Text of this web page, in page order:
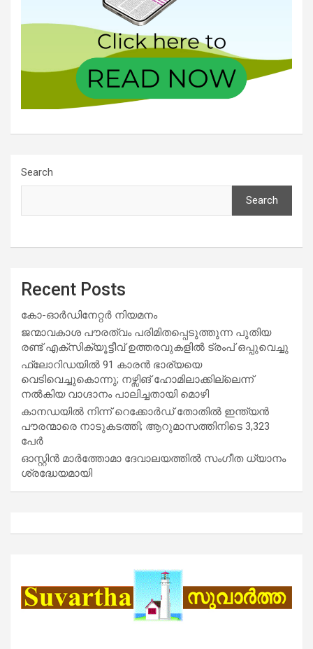
Search
Search
Recent Posts
കോ-ഓർഡിനേറ്റർ നിയമനം
ജന്മാവകാശ പൗരത്വം പരിമിതപ്പെടുത്തുന്ന പുതിയ
രണ്ട് എക്സിക്യൂട്ടീവ് ഉത്തരവുകളിൽ ട്രംപ് ഒപ്പുവെച്ചു
ഫ്ലോറിഡയിൽ 91 കാരൻ ഭാര്യയെ
വെടിവെച്ചുകൊന്നു; നഴ്സിങ് ഹോമിലാക്കില്ലെന്ന്
നൽകിയ വാഗ്ദാനം പാലിച്ചതായി മൊഴി
കാനഡയിൽ നിന്ന് റെക്കോർഡ് തോതിൽ ഇന്ത്യൻ
പൗരന്മാരെ നാടുകടത്തി; ആറുമാസത്തിനിടെ 3,323
പേർ
ഓസ്റ്റിൻ മാർത്തോമാ ദേവാലയത്തിൽ സംഗീത ധ്യാനം
ശ്രദ്ധേയമായി